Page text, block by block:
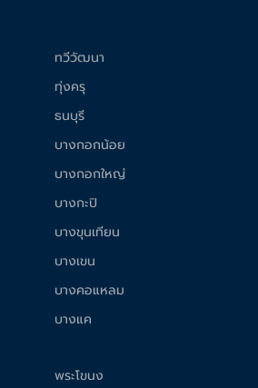
ทวีวัฒนา
ทุ่งครุ
ธนบุรี
บางกอกน้อย
บางกอกใหญ่
บางกะปิ
บางขุนเทียน
บางเขน
บางคอแหลม
บางแค
พระโขนง